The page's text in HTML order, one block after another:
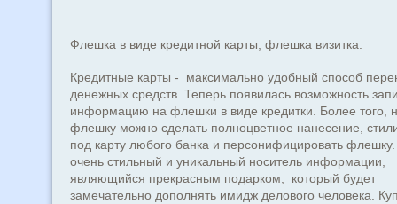
Флешка в виде кредитной карты, флешка визитка.
Кредитные карты - максимально удобный способ
денежных средств. Теперь появилась возможность
информацию на флешки в виде кредитки. Более того,
флешку можно сделать полноцветное нанесение,
под карту любого банка и персонифицировать
очень стильный и уникальный носитель информации,
являющийся прекрасным подарком, который будет
замечательно дополнять имидж делового человека.